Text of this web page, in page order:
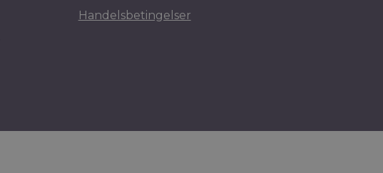
Handelsbetingelser